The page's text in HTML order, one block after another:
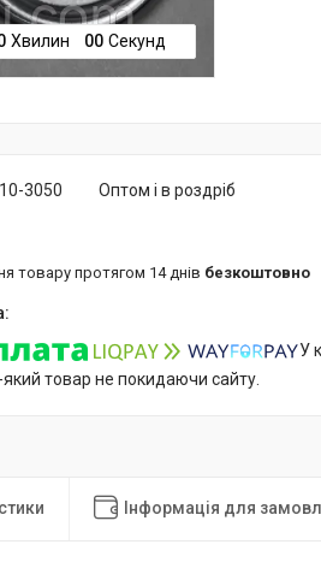
Хвилин 00 Секунд
Оптом і в роздріб
10-3050
товару протягом 14 днів безкоштовно
У
товар не покидаючи сайту.
Інформація для